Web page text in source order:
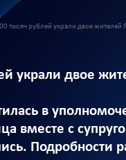
тысяч рублей украли двое жителей
украли двое
в
вместе с
Подробности